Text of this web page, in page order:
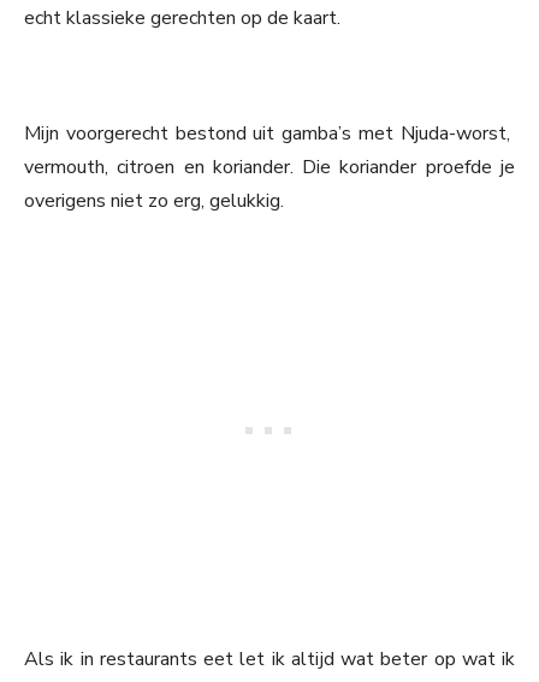
echt klassieke gerechten op de kaart.
Mijn voorgerecht bestond uit gamba’s met Njuda-worst,
vermouth, citroen en koriander. Die koriander proefde je
overigens niet zo erg, gelukkig.
Als ik in restaurants eet let ik altijd wat beter op wat ik